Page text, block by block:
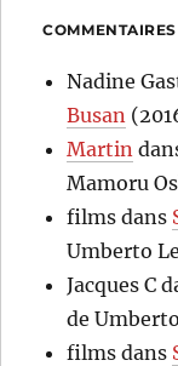
Nadine
Busan
Martin
Mamoru
films dans
Umberto
Jacques C
de
films dans